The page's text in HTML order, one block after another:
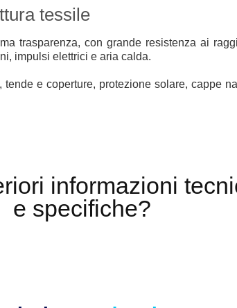
tessile
trasparenza, con grande resistenza ai
impulsi elettrici e aria calda.
tende e coperture, protezione solare, cappe
informazioni
e specifiche?